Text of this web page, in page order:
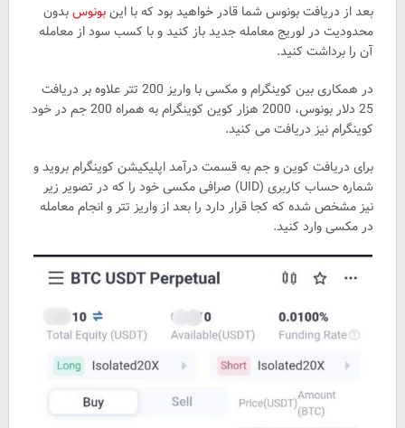
بعد از دریافت بونوس شما قادر خواهید بود که با اینبونوسبدون
محدودیت در لوریج معامله جدید باز کنید و با کسب سود از معامله
آن را برداشت کنید.
در همکاری بین کوینگرام و مکسی با واریز 200 تتر علاوه بر دریافت
25 دلار بونوس، 2000 هزار کوین کوینگرام به همراه 200 جم در خود
کوینگرام نیز دریافت می کنید.
برای دریافت کوین و جم به قسمت درآمد اپلیکیشن کوینگرام بروید و
شماره حساب کاربری (UID) صرافی مکسی خود را که در تصویر زیر
نیز مشخص شده که کجا قرار دارد را بعد از واریز تتر و انجام معامله
در مکسی وارد کنید.